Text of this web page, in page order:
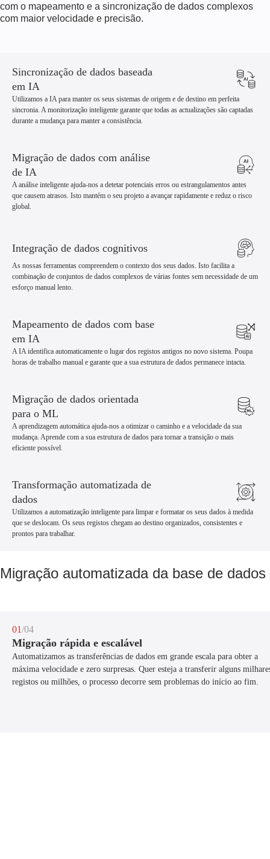
com o mapeamento e a sincronização de dados complexos
com maior velocidade e precisão.
Sincronização de dados baseada
em IA
Utilizamos a IA para manter os seus sistemas de origem e de destino em perfeita
sincronia. A monitorização inteligente garante que todas as actualizações são captadas
durante a mudança para manter a consistência.
Migração de dados com análise
de IA
A análise inteligente ajuda-nos a detetar potenciais erros ou estrangulamentos antes
que causem atrasos. Isto mantém o seu projeto a avançar rapidamente e reduz o risco
global.
Integração de dados cognitivos
As nossas ferramentas compreendem o contexto dos seus dados. Isto facilita a
combinação de conjuntos de dados complexos de várias fontes sem necessidade de um
esforço manual lento.
Mapeamento de dados com base
em IA
A IA identifica automaticamente o lugar dos registos antigos no novo sistema. Poupa
horas de trabalho manual e garante que a sua estrutura de dados permanece intacta.
Migração de dados orientada
para o ML
A aprendizagem automática ajuda-nos a otimizar o caminho e a velocidade da sua
mudança. Aprende com a sua estrutura de dados para tornar a transição o mais
eficiente possível.
Transformação automatizada de
dados
Utilizamos a automatização inteligente para limpar e formatar os seus dados à medida
que se deslocam. Os seus registos chegam ao destino organizados, consistentes e
prontos para trabalhar.
Migração automatizada da base de
01/04
Migração rápida e escalável
Automatizamos as transferências de dados em grande escala para obter a
máxima velocidade e zero surpresas. Quer esteja a transferir alguns
registos ou milhões, o processo decorre sem problemas do início ao fim.